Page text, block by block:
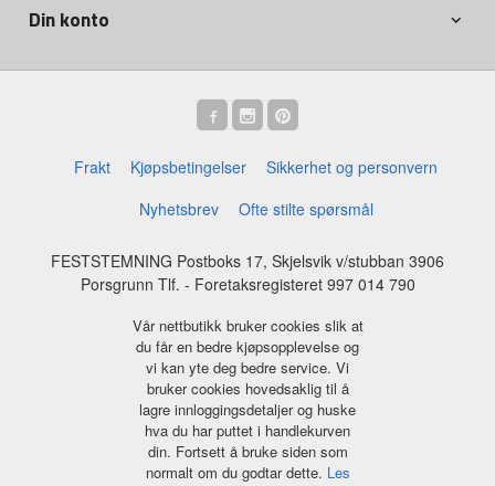
Din konto
Frakt Kjøpsbetingelser
Sikkerhet og personvern
Nyhetsbrev
Ofte stilte spørsmål
FESTSTEMNING Postboks 17, Skjelsvik v/stubban 3906
Porsgrunn Tlf. - Foretaksregisteret 997 014 790
Vår nettbutikk bruker cookies slik at
du får en bedre kjøpsopplevelse og
vi kan yte deg bedre service. Vi
bruker cookies hovedsaklig til å
lagre innloggingsdetaljer og huske
hva du har puttet i handlekurven
din. Fortsett å bruke siden som
normalt om du godtar dette. Les